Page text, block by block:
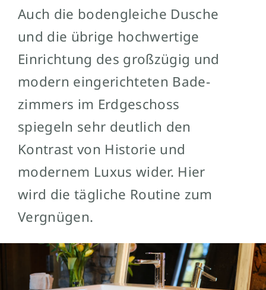
Auch die boden­gleiche Dusche
und die übrige hochwertige
Einrichtung des großzügig und
modern eingerichteten Bade­
zimmers im Erdgeschoss
spiegeln sehr deutlich den
Kontrast von Historie und
modernem Luxus wider. Hier
wird die tägliche Routine zum
Vergnügen.